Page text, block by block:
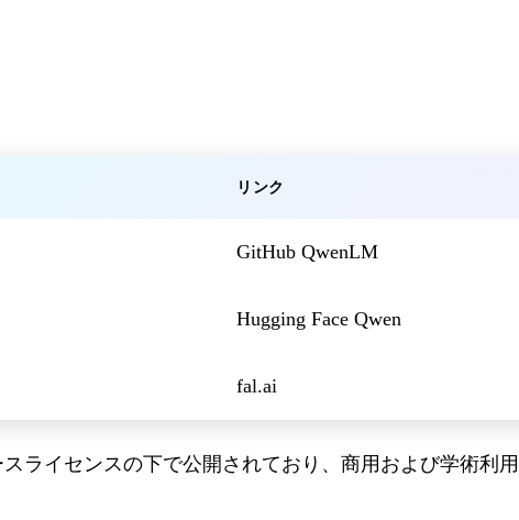
リンク
GitHub QwenLM
Hugging Face Qwen
fal.ai
ライセンスの下で公開されており、商用および学術利